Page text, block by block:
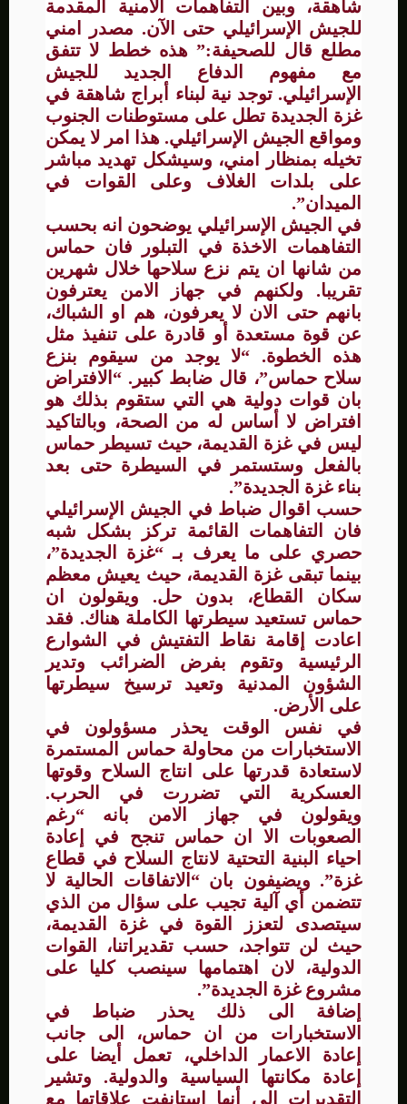
شاهقة، وبين التفاهمات الأمنية المقدمة
للجيش الإسرائيلي حتى الآن. مصدر امني
مطلع قال للصحيفة:” هذه خطط لا تتفق
مع مفهوم الدفاع الجديد للجيش
الإسرائيلي. توجد نية لبناء أبراج شاهقة في
غزة الجديدة تطل على مستوطنات الجنوب
ومواقع الجيش الإسرائيلي. هذا امر لا يمكن
تخيله بمنظار امني، وسيشكل تهديد مباشر
على بلدات الغلاف وعلى القوات في
الميدان”.
في الجيش الإسرائيلي يوضحون انه بحسب
التفاهمات الاخذة في التبلور فان حماس
من شانها ان يتم نزع سلاحها خلال شهرين
تقريبا. ولكنهم في جهاز الامن يعترفون
بانهم حتى الان لا يعرفون، هم او الشباك،
عن قوة مستعدة أو قادرة على تنفيذ مثل
هذه الخطوة. “لا يوجد من سيقوم بنزع
سلاح حماس”، قال ضابط كبير. “الافتراض
بان قوات دولية هي التي ستقوم بذلك هو
افتراض لا أساس له من الصحة، وبالتاكيد
ليس في غزة القديمة، حيث تسيطر حماس
بالفعل وستستمر في السيطرة حتى بعد
بناء غزة الجديدة”.
حسب اقوال ضباط في الجيش الإسرائيلي
فان التفاهمات القائمة تركز بشكل شبه
حصري على ما يعرف بـ “غزة الجديدة”،
بينما تبقى غزة القديمة، حيث يعيش معظم
سكان القطاع، بدون حل. ويقولون ان
حماس تستعيد سيطرتها الكاملة هناك. فقد
اعادت إقامة نقاط التفتيش في الشوارع
الرئيسية وتقوم بفرض الضرائب وتدير
الشؤون المدنية وتعيد ترسيخ سيطرتها
على الأرض.
في نفس الوقت يحذر مسؤولون في
الاستخبارات من محاولة حماس المستمرة
لاستعادة قدرتها على انتاج السلاح وقوتها
العسكرية التي تضررت في الحرب.
ويقولون في جهاز الامن بانه “رغم
الصعوبات الا ان حماس تنجح في إعادة
احياء البنية التحتية لانتاج السلاح في قطاع
غزة”. ويضيفون بان “الاتفاقات الحالية لا
تتضمن أي آلية تجيب على سؤال من الذي
سيتصدى لتعزز القوة في غزة القديمة،
حيث لن تتواجد، حسب تقديراتنا، القوات
الدولية، لان اهتمامها سينصب كليا على
مشروع غزة الجديدة”.
إضافة الى ذلك يحذر ضباط في
الاستخبارات من ان حماس، الى جانب
إعادة الاعمار الداخلي، تعمل أيضا على
إعادة مكانتها السياسية والدولية. وتشير
التقديرات الى أنها استانفت علاقاتها مع